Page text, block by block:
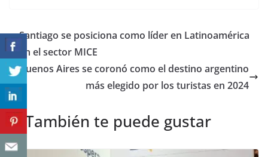
Santiago se posiciona como líder en Latinoamérica
en el sector MICE
Buenos Aires se coronó como el destino argentino
más elegido por los turistas en 2024
También te puede gustar